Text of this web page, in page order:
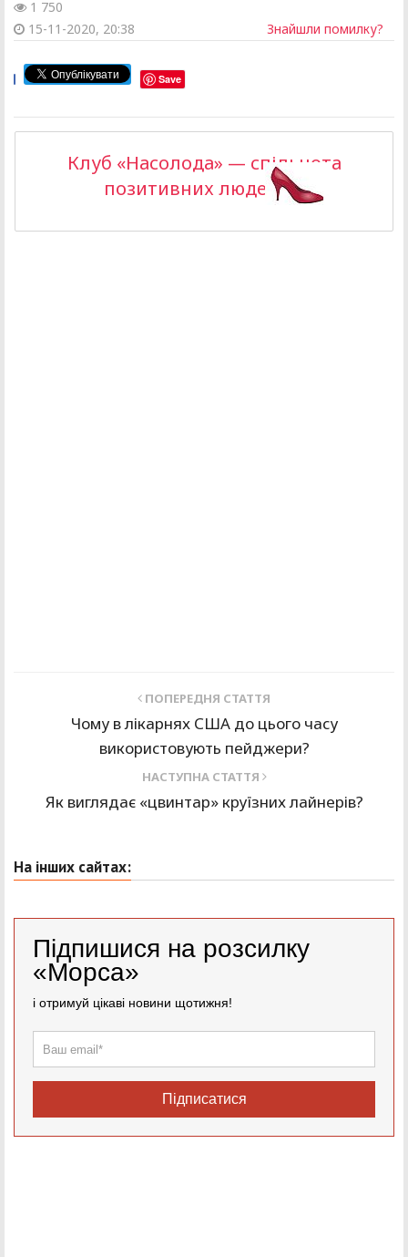
1 750
15-11-2020, 20:38
Знайшли помилку?
Save
Клуб «Насолода» — спільнота
позитивних людей >>
ПОПЕРЕДНЯ СТАТТЯ
Чому в лікарнях США до цього часу
використовують пейджери?
НАСТУПНА СТАТТЯ
Як виглядає «цвинтар» круїзних лайнерів?
На інших сайтах:
Підпишися на розсилку
«Морса»
і отримуй цікаві новини щотижня!
Підписатися